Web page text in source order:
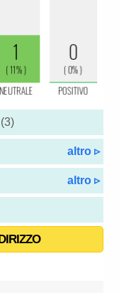
altro ▹
altro ▹